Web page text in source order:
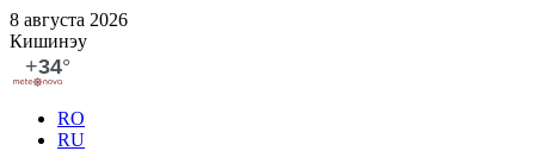
8 августа 2026
Кишинэу
RO
RU